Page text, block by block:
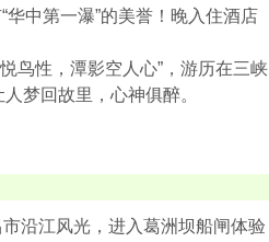
中第一瀑”的美誉！晚入住酒店
鸟性，潭影空人心”，游历在三峡
梦回故里，心神俱醉。
沿江风光，进入葛洲坝船闸体验